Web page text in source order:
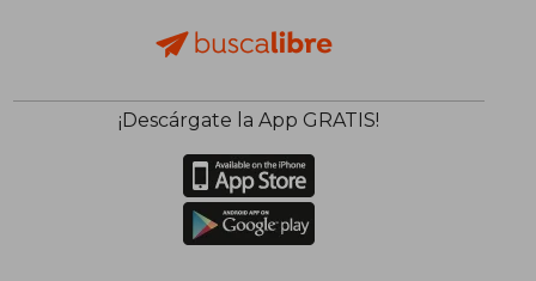
¡Descárgate la App GRATIS!